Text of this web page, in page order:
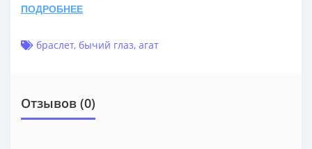
ПОДРОБНЕЕ
браслет, бычий глаз, агат
Отзывов (0)